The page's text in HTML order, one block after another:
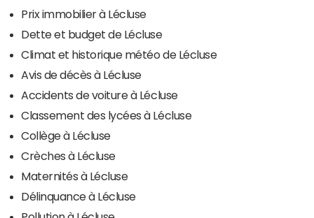
Prix immobilier à Lécluse
Dette et budget de Lécluse
Climat et historique météo de Lécluse
Avis de décès à Lécluse
Accidents de voiture à Lécluse
Classement des lycées à Lécluse
Collège à Lécluse
Crèches à Lécluse
Maternités à Lécluse
Délinquance à Lécluse